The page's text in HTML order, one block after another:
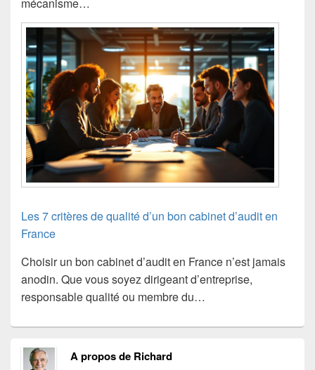
mécanisme…
Les 7 critères de qualité d’un bon cabinet d’audit en
France
Choisir un bon cabinet d’audit en France n’est jamais
anodin. Que vous soyez dirigeant d’entreprise,
responsable qualité ou membre du…
A propos de Richard